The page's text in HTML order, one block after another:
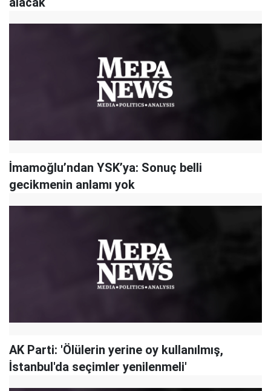
İmamoğlu’ndan YSK’ya: Sonuç belli
gecikmenin anlamı yok
AK Parti: 'Ölülerin yerine oy kullanılmış,
İstanbul'da seçimler yenilenmeli'